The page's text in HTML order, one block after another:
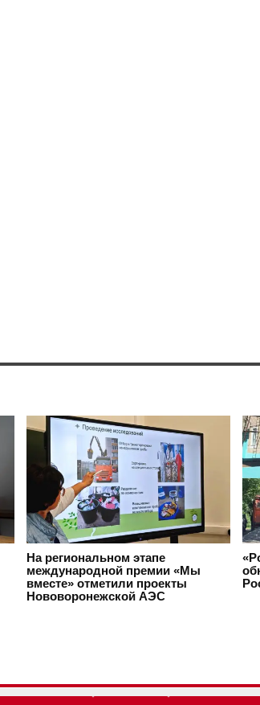
На региональном этапе
международной премии «Мы
вместе» отметили проекты
Нововоронежской АЭС